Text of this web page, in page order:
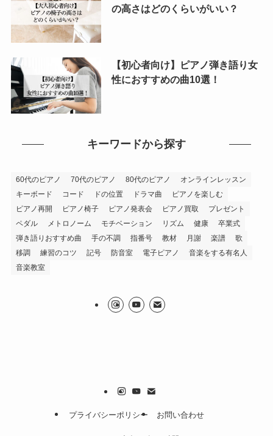
の高さはどのくらいがいい？
【初心者向け】ピアノ弾き語り女
性におすすめの曲10選！
キーワードから探す
60代のピアノ 70代のピアノ 80代のピアノ
オンラインレッスン
キーボード
コード ドの位置 ドラマ曲
ピアノを楽しむ
ピアノ再開
ピアノ椅子 ピアノ発表会 ピアノ買取
プレゼント
ペダル
メトロノーム モチベーション リズム 健康
卒業式
弾き語りおすすめ曲
手の不調 指番号 教材 月謝 楽譜
歌
移調
練習のコツ 記号 防音室 電子ピアノ
音楽をする有名人
音楽教室
プライバシーポリシー お問い合わせ